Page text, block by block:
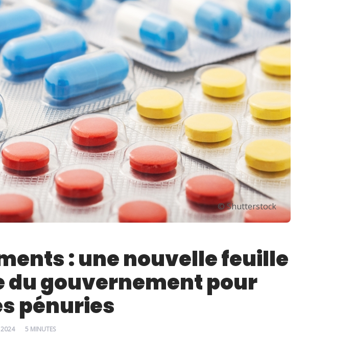
© Shutterstock
: une nouvelle feuille
du gouvernement pour
pénuries
2024 5 MINUTES